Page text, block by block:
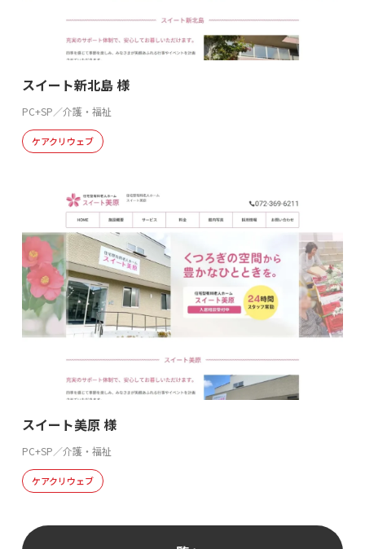
スイート新北島 様
PC+SP／介護・福祉
ケアクリウェブ
スイート美原 様
PC+SP／介護・福祉
ケアクリウェブ